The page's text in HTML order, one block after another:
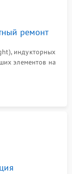
ремонт
индукторных
элементов на